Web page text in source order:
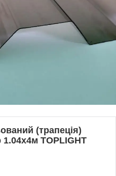
(трапеція)
1.04х4м TOPLIGHT